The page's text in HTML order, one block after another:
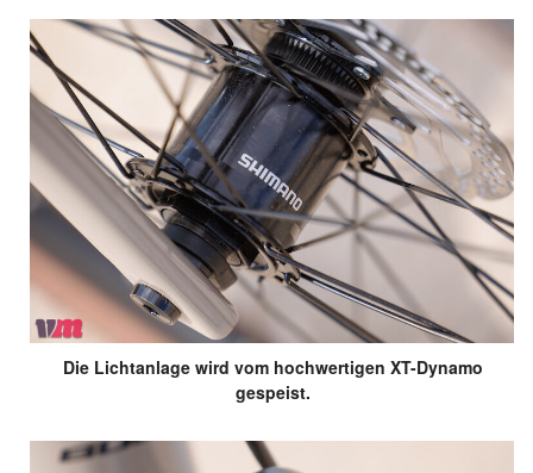
Die Lichtanlage wird vom hochwertigen XT-Dynamo
gespeist.